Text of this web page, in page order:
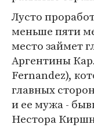
Лусто
меньше пяти
место займет
Аргентины
Fernandez),
главных
и ее мужа -
Нестора